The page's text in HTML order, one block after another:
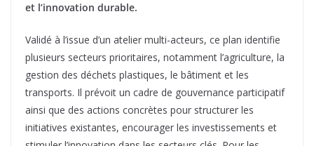
et l’innovation durable.
Validé à l’issue d’un atelier multi-acteurs, ce plan identifie
plusieurs secteurs prioritaires, notamment l’agriculture, la
gestion des déchets plastiques, le bâtiment et les
transports. Il prévoit un cadre de gouvernance participatif
ainsi que des actions concrètes pour structurer les
initiatives existantes, encourager les investissements et